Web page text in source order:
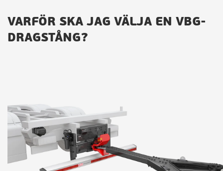
VARFÖR SKA JAG VÄLJA EN VBG-
DRAGSTÅNG?